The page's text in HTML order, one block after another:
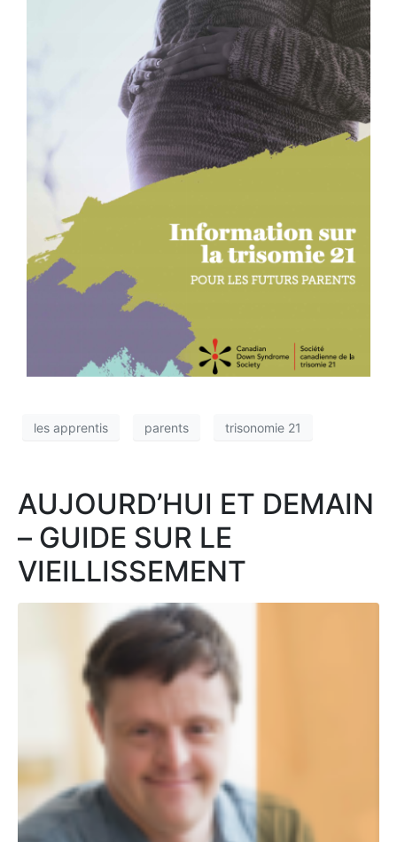
les apprentis parents trisonomie 21
AUJOURD’HUI ET DEMAIN
– GUIDE SUR LE
VIEILLISSEMENT